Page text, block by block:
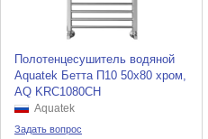
Полотенцесушитель водяной
Aquatek Бетта П10 50x80 хром,
AQ KRC1080CH
Aquatek
Задать вопрос